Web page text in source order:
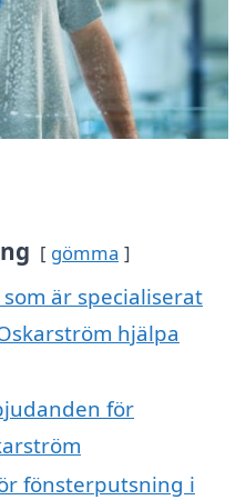
gömma
är specialiserat
hjälpa
för
fönsterputsning i